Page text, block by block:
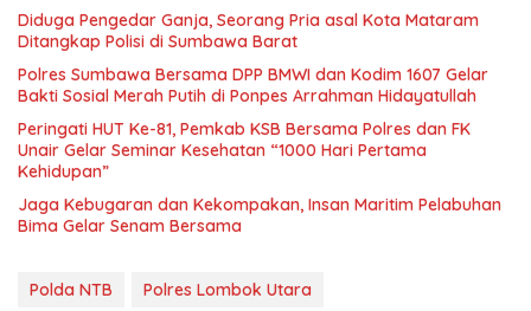
Diduga Pengedar Ganja, Seorang Pria asal Kota Mataram
Ditangkap Polisi di Sumbawa Barat
Polres Sumbawa Bersama DPP BMWI dan Kodim 1607 Gelar
Bakti Sosial Merah Putih di Ponpes Arrahman Hidayatullah
Peringati HUT Ke-81, Pemkab KSB Bersama Polres dan FK
Unair Gelar Seminar Kesehatan “1000 Hari Pertama
Kehidupan”
Jaga Kebugaran dan Kekompakan, Insan Maritim Pelabuhan
Bima Gelar Senam Bersama
Polda NTB Polres Lombok Utara